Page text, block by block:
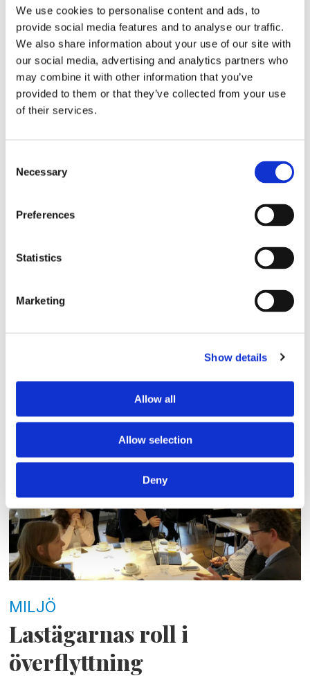
We use cookies to personalise content and ads, to
provide social media features and to analyse our traffic.
We also share information about your use of our site with
our social media, advertising and analytics partners who
may combine it with other information that you’ve
provided to them or that they’ve collected from your use
of their services.
Selection
Necessary
Preferences
Statistics
Marketing
Show details
Allow all
Allow selection
Deny
Maritimt Forum får ny
verksamhetschef
Carolina Kihlström blir ny verksamhetschef för
Maritimt Forum. Det offentliggjordes under
Världssjöfartens dag under torsdagen.
Ny ledning för Maritimt
Maritimt Forum. På 1990-talet var hon med och
Sjöfartsforum.
MILJÖ
Lastägarnas roll i
överflyttning